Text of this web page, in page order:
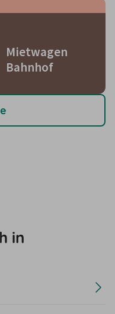
Mietwagen
Bahnhof
in